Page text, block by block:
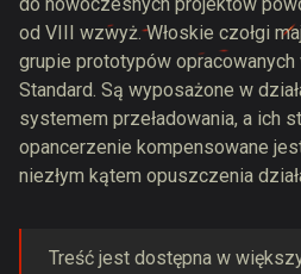
od VIII wzwyż. Włoskie czołgi
grupie prototypów
Standard. Są wyposażone w
systemem przeładowania, a ich
opancerzenie kompensowane
niezłym kątem opuszczenia
Treść jest dostępna w